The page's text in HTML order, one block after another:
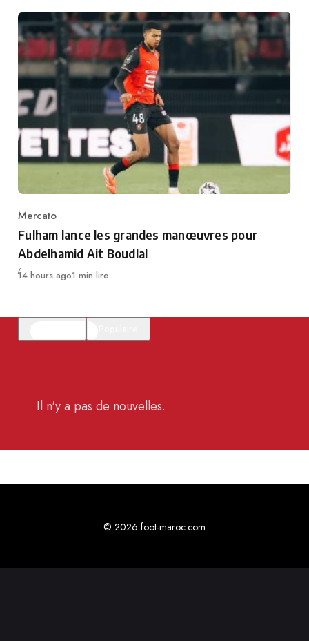
Category
Mercato
Fulham lance les grandes manœuvres pour
Abdelhamid Ait Boudlal
Publié
14 hours ago1 min lire
Il n'y a pas de nouvelles.
© 2026 foot-maroc.com